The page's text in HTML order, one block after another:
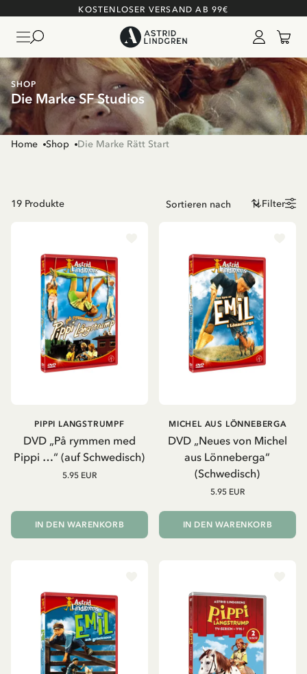
KOSTENLOSER VERSAND AB 99€
SHOP
Die Marke SF Studios
Home Shop Die Marke Rätt Start
19 Produkte Filter
DVD „På rymmen med
Pippi …“ (auf Schwedisch)
PIPPI LANGSTRUMPF
5.95 EUR
IN DEN WARENKORB
DVD „Neues von Michel
aus Lönneberga“
(Schwedisch)
MICHEL AUS LÖNNEBERGA
5.95 EUR
IN DEN WARENKORB